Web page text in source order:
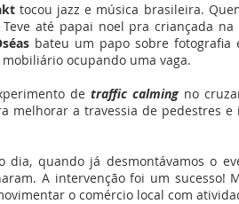
tocou jazz e música brasileira.
até papai noel pra criançada
bateu um papo sobre fotografia
ocupando uma vaga.
de traffic calming no
melhorar a travessia de pedestres
dia, quando já desmontávamos o
A intervenção foi um sucesso!
o comércio local com